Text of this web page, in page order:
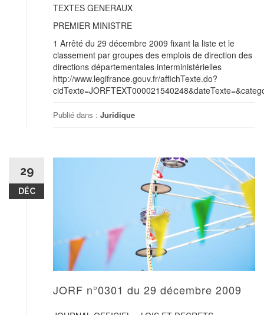
TEXTES GENERAUX
PREMIER MINISTRE
1 Arrêté du 29 décembre 2009 fixant la liste et le
classement par groupes des emplois de direction des
directions départementales interministérielles
http://www.legifrance.gouv.fr/affichTexte.do?
Publié dans : Juridique
29
DÉC
JORF n°0301 du 29 décembre 2009